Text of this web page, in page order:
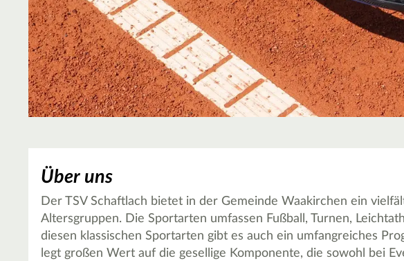
Über uns
Der TSV Schaftlach bietet in der Gemeinde Waakirchen ein
Altersgruppen. Die Sportarten umfassen Fußball, Turnen,
diesen klassischen Sportarten gibt es auch ein umfangreiches
legt großen Wert auf die gesellige Komponente, die sowohl bei